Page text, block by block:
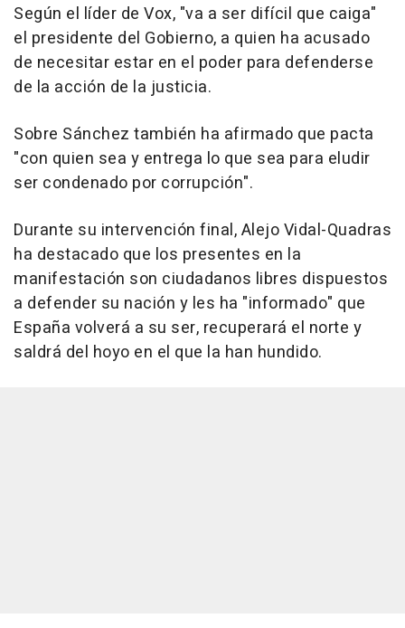
Según el líder de Vox, "va a ser difícil que caiga"
el presidente del Gobierno, a quien ha acusado
de necesitar estar en el poder para defenderse
de la acción de la justicia.
Sobre Sánchez también ha afirmado que pacta
"con quien sea y entrega lo que sea para eludir
ser condenado por corrupción".
Durante su intervención final, Alejo Vidal-Quadras
ha destacado que los presentes en la
manifestación son ciudadanos libres dispuestos
a defender su nación y les ha "informado" que
España volverá a su ser, recuperará el norte y
saldrá del hoyo en el que la han hundido.